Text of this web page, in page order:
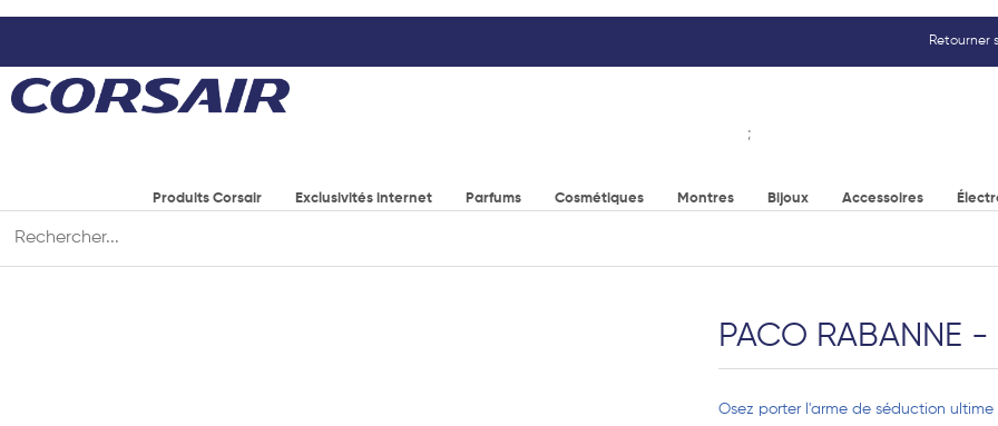
Retourner
;
Produits Corsair Exclusivités internet Parfums Cosmétiques Montres Bijoux Accessoires
PACO RABANNE
Osez porter l'arme de séduction